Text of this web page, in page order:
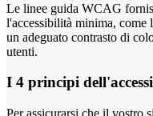
Le linee guida WCAG
l'accessibilità minima, come
un adeguato contrasto di
utenti.
I 4 principi
Per assicurarsi che il vostro